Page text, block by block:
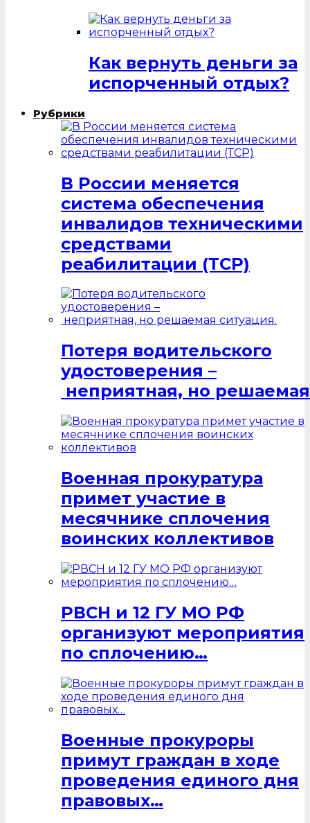
Как вернуть деньги за
испорченный отдых?
Рубрики
В России меняется
система обеспечения
инвалидов техническими
средствами
реабилитации (ТСР)
Потеря водительского
удостоверения –
неприятная, но
Военная прокуратура
примет участие в
месячнике сплочения
воинских коллективов
РВСН и 12 ГУ МО РФ
организуют мероприятия
по сплочению…
Военные прокуроры
примут граждан в ходе
проведения единого дня
правовых…